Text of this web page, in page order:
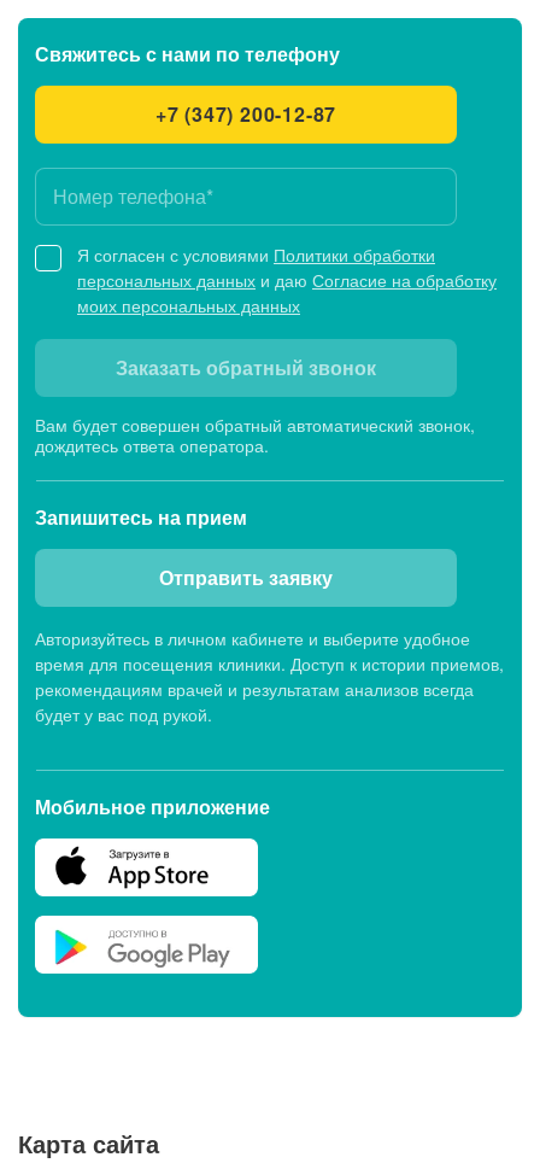
Свяжитесь с нами по телефону
+7 (347) 200-12-87
Я согласен с условиями Политики обработки
персональных данных и даю Согласие на обработку
моих персональных данных
Заказать обратный звонок
Вам будет совершен обратный автоматический звонок,
дождитесь ответа оператора.
Запишитесь на прием
Отправить заявку
Авторизуйтесь в личном кабинете и выберите удобное
время для посещения клиники. Доступ к истории приемов,
рекомендациям врачей и результатам анализов всегда
будет у вас под рукой.
Мобильное приложение
Карта сайта